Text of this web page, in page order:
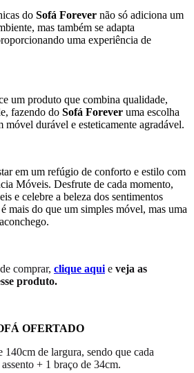
do Sofá Forever não só adiciona um
mas também se adapta
uma experiência de
um produto que combina qualidade,
fazendo do Sofá Forever uma escolha
móvel durável e esteticamente agradável.
em um refúgio de conforto e estilo com
Móveis. Desfrute de cada momento,
e celebre a beleza dos sentimentos
mais do que um simples móvel, mas uma
comprar, clique aqui e veja as
produto.
OFERTADO
de largura, sendo que cada
+ 1 braço de 34cm.